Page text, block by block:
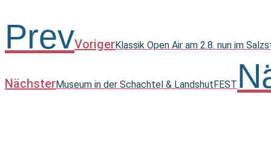
PrevVorigerKlassik Open Air am 2.8. nun im
NächsterMuseum in der Schachtel & LandshutFEST